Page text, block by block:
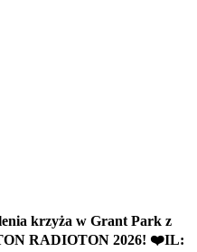
krzyża w Grant Park z
RADIOTON 2026! ❤️IL: